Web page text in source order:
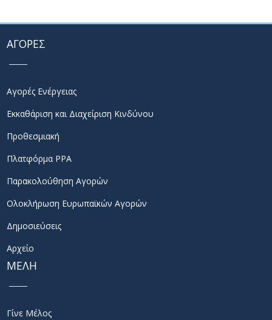
ΑΓΟΡΕΣ
Αγορές Ενέργειας
Εκκαθάριση και Διαχείριση Κινδύνου
Προθεσμιακή
Πλατφόρμα PPA
Παρακολούθηση Αγορών
Ολοκλήρωση Ευρωπαϊκών Αγορών
Δημοσιεύσεις
Αρχείο
ΜΕΛΗ
Γίνε Μέλος